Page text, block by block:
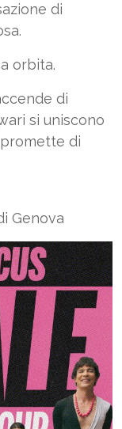
di
orbita.
di
si uniscono
di
Genova